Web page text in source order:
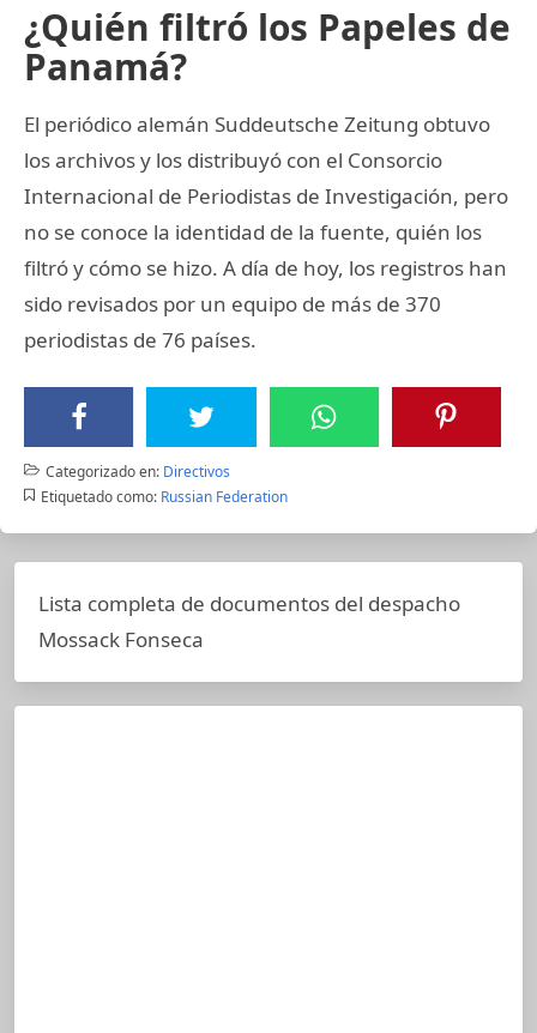
¿Quién filtró los Papeles de
Panamá?
El periódico alemán Suddeutsche Zeitung obtuvo
los archivos y los distribuyó con el Consorcio
Internacional de Periodistas de Investigación, pero
no se conoce la identidad de la fuente, quién los
filtró y cómo se hizo. A día de hoy, los registros han
sido revisados por un equipo de más de 370
periodistas de 76 países.
Categorizado en: Directivos
Etiquetado como: Russian Federation
Lista completa de documentos del despacho
Mossack Fonseca